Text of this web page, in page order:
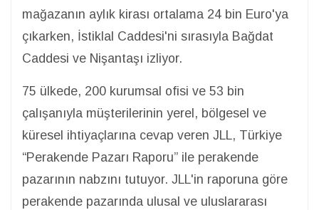
mağazanın aylık kirası ortalama 24 bin Euro'ya
çıkarken, İstiklal Caddesi'ni sırasıyla Bağdat
Caddesi ve Nişantaşı izliyor.
75 ülkede, 200 kurumsal ofisi ve 53 bin
çalışanıyla müşterilerinin yerel, bölgesel ve
küresel ihtiyaçlarına cevap veren JLL, Türkiye
“Perakende Pazarı Raporu” ile perakende
pazarının nabzını tutuyor. JLL'in raporuna göre
perakende pazarında ulusal ve uluslararası